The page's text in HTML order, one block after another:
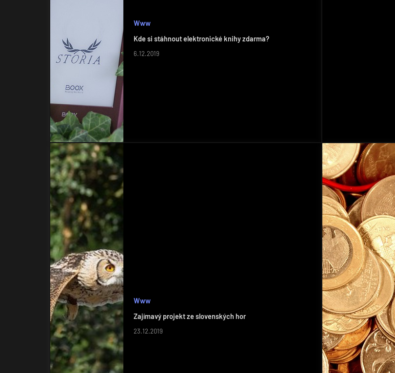
Www
Kde si stáhnout elektronické knihy zdarma?
6.12.2019
Www
Zajímavý projekt ze slovenských hor
23.12.2019